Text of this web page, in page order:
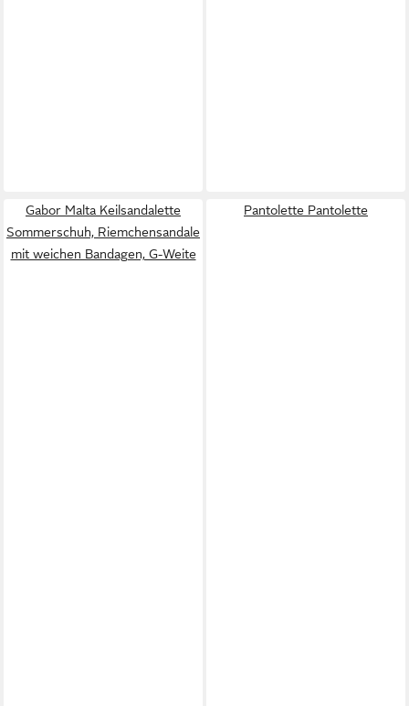
Gabor Malta Keilsandalette
Sommerschuh, Riemchensandale
mit weichen Bandagen, G-Weite
Pantolette Pantolette